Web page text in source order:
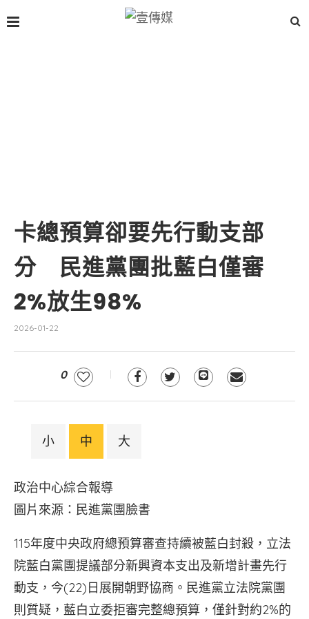
卡總預算卻要先行動支部
分 民進黨團批藍白僅審
2%放生98%
2026-01-22
0
小 中 大
政治中心綜合報導
圖片來源：民進黨團臉書
115年度中央政府總預算審查持續被藍白封殺，立法
院藍白黨團提議部分新興資本支出及新增計畫先行
動支，今(22)日展開朝野協商。民進黨立法院黨團
則質疑，藍白立委拒審完整總預算，僅針對約2%的